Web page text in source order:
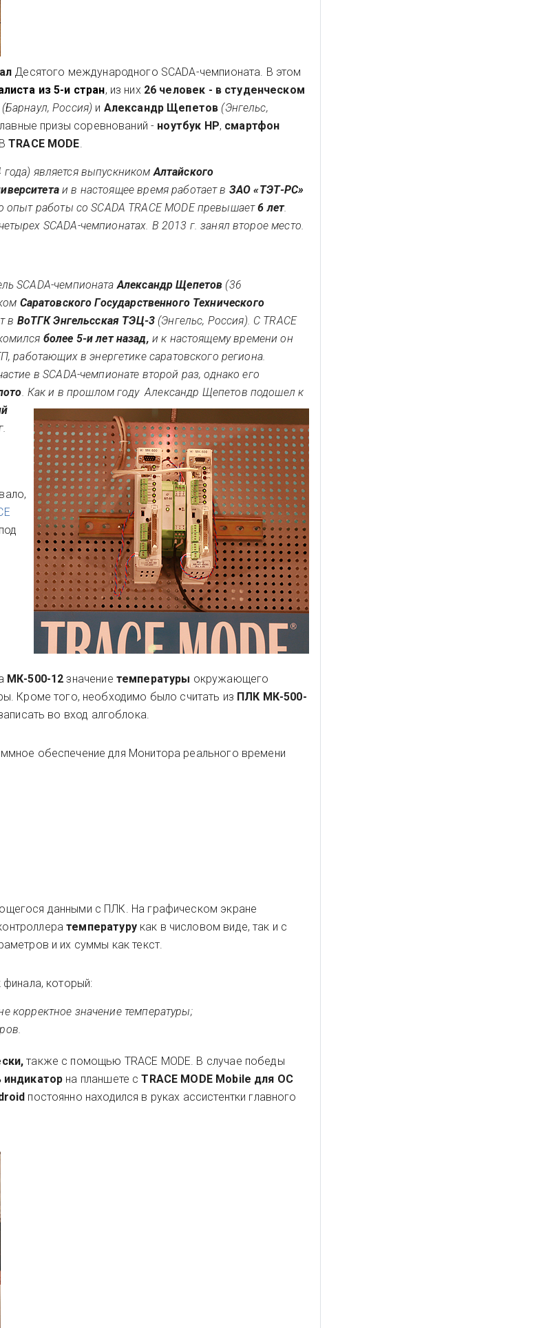
Десятого международного SCADA-чемпионата. В этом
из 5-и стран, из них 26 человек - в студенческом
(Барнаул, Россия) и Александр Щепетов (Энгельс,
призы соревнований - ноутбук HP, смартфон
TRACE MODE.
года) является выпускникомАлтайского
и в настоящее время работает в ЗАО «ТЭТ-РС»
опыт работы со SCADA TRACE MODE превышает6 лет.
SCADA-чемпионатах. В 2013 г. занял второе место.
SCADA-чемпионатаАлександр Щепетов (36
Саратовского Государственного Технического
в ВоТГК Энгельсская ТЭЦ-3 (Энгельс, Россия). С TRACE
более 5-и лет назад, и к настоящему времени он
работающих в энергетике саратовского региона.
в SCADA-чемпионате второй раз, однако его
. Как и в прошлом году Александр Щепетов подошел к
МК-500-12значение температуры окружающего
Кроме того, необходимо было считать из ПЛК МК-500-
во вход алгоблока.
обеспечение для Монитора реального времени
данными с ПЛК. На графическом экране
температуру как в числовом виде, так и с
и их суммы как текст.
который:
корректное значение температуры;
также с помощью TRACE MODE. В случае победы
индикатор на планшете сTRACE MODE Mobile для OC
постоянно находился в руках ассистентки главного